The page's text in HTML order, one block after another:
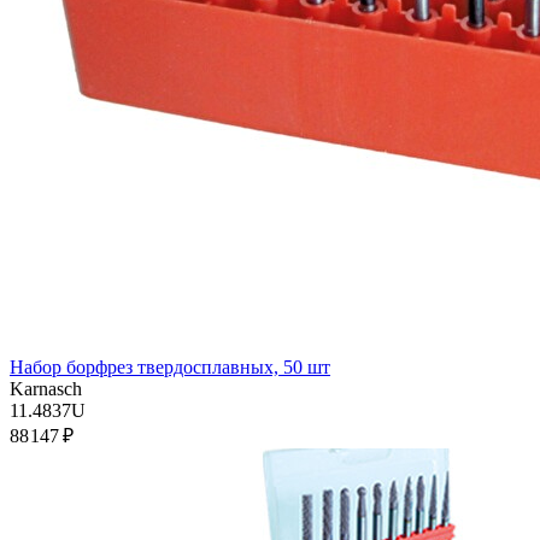
Набор борфрез твердосплавных, 50 шт
Karnasch
11.4837U
88 147 ₽